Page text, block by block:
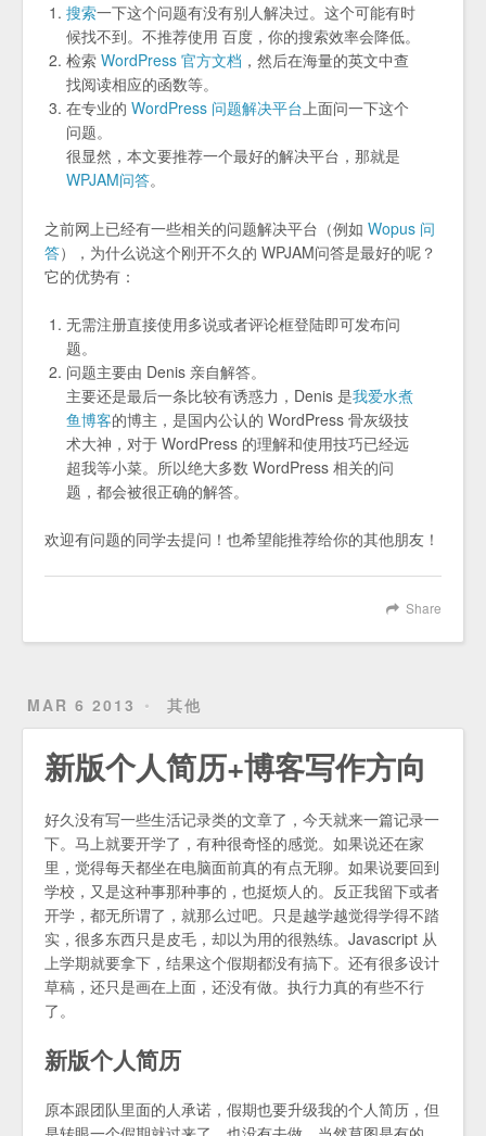
搜索一下这个问题有没有别人解决过。这个可能有时
候找不到。不推荐使用 百度，你的搜索效率会降低。
检索 WordPress 官方文档 ，然后在海量的英文中查
找阅读相应的函数等。
在专业的 WordPress 问题解决平台上面问一下这个
问题。
很显然，本文要推荐一个最好的解决平台，那就是
WPJAM问答。
之前网上已经有一些相关的问题解决平台（例如 Wopus 问
答），为什么说这个刚开不久的 WPJAM问答是最好的呢？
它的优势有：
无需注册直接使用多说或者评论框登陆即可发布问
题。
问题主要由 Denis 亲自解答。
主要还是最后一条比较有诱惑力，Denis 是我爱水煮
鱼博客的博主，是国内公认的 WordPress 骨灰级技
术大神，对于 WordPress 的理解和使用技巧已经远
超我等小菜。所以绝大多数 WordPress 相关的问
题，都会被很正确的解答。
欢迎有问题的同学去提问！也希望能推荐给你的其他朋友！
Share
MAR 6 2013 其他
新版个人简历+博客写作方向
好久没有写一些生活记录类的文章了，今天就来一篇记录一
下。马上就要开学了，有种很奇怪的感觉。如果说还在家
里，觉得每天都坐在电脑面前真的有点无聊。如果说要回到
学校，又是这种事那种事的，也挺烦人的。反正我留下或者
开学，都无所谓了，就那么过吧。只是越学越觉得学得不踏
实，很多东西只是皮毛，却以为用的很熟练。Javascript 从
上学期就要拿下，结果这个假期都没有搞下。还有很多设计
草稿，还只是画在上面，还没有做。执行力真的有些不行
了。
新版个人简历
原本跟团队里面的人承诺，假期也要升级我的个人简历，但